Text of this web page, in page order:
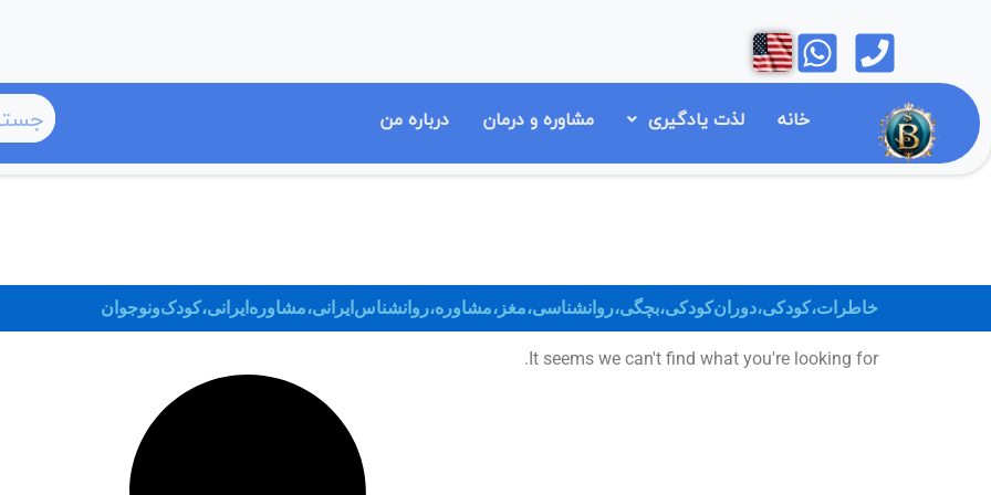
محتوا
Open
Open
خانه لذت یادگیری مشاوره و درمان درباره من
خاطرات،کودکی،دوران‌کودکی،بچگی،روانشناسی،مغز،مشاوره،روانشناس‌ایرانی،مشاوره‌ایرانی،کودک‌و‌نوجوان
It seems we can't find what you're looking for.